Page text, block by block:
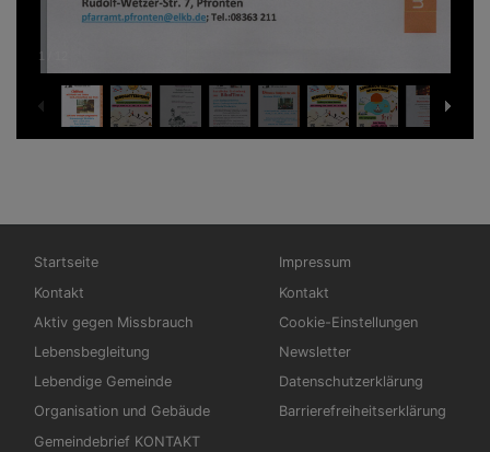
1
Hauptnavigation
Startseite
Kontakt
Aktiv gegen Missbrauch
Lebensbegleitung
Lebendige Gemeinde
Organisation und Gebäude
Gemeindebrief KONTAKT
Fußbereichsmenü
Impressum
Kontakt
Cookie-Einstellungen
Newsletter
Datenschutzerklärung
Barrierefreiheitserklärung